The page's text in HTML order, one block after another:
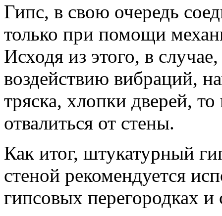
Гипс, в свою очередь
только при помощи
Исходя из этого, в
воздействию вибраций,
тряска, хлопки дверей,
отвалиться от стены.
Как итог, штукатурный
стеной рекомендуется
гипсовых перегородках и